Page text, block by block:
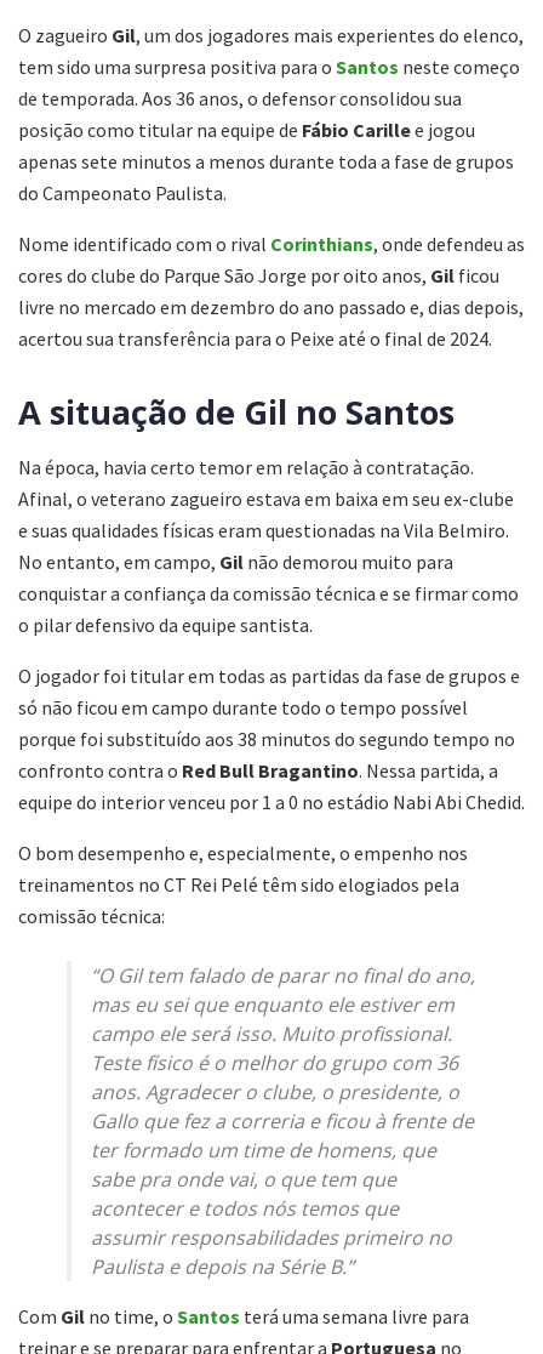
O zagueiro Gil, um dos jogadores mais experientes do elenco,
tem sido uma surpresa positiva para o Santos neste começo
de temporada. Aos 36 anos, o defensor consolidou sua
posição como titular na equipe de Fábio Carillee jogou
apenas sete minutos a menos durante toda a fase de grupos
do Campeonato Paulista.
Nome identificado com o rival Corinthians, onde defendeu as
cores do clube do Parque São Jorge por oito anos, Gil ficou
livre no mercado em dezembro do ano passado e, dias depois,
acertou sua transferência para o Peixe até o final de 2024.
A situação de Gil no Santos
Na época, havia certo temor em relação à contratação.
Afinal, o veterano zagueiro estava em baixa em seu ex-clube
e suas qualidades físicas eram questionadas na Vila Belmiro.
No entanto, em campo, Gil não demorou muito para
conquistar a confiança da comissão técnica e se firmar como
o pilar defensivo da equipe santista.
O jogador foi titular em todas as partidas da fase de grupos e
só não ficou em campo durante todo o tempo possível
porque foi substituído aos 38 minutos do segundo tempo no
confronto contra o Red Bull Bragantino. Nessa partida, a
equipe do interior venceu por 1 a 0 no estádio Nabi Abi Chedid.
O bom desempenho e, especialmente, o empenho nos
treinamentos no CT Rei Pelé têm sido elogiados pela
comissão técnica:
“O Gil tem falado de parar no final do ano,
mas eu sei que enquanto ele estiver em
campo ele será isso. Muito profissional.
Teste físico é o melhor do grupo com 36
anos. Agradecer o clube, o presidente, o
Gallo que fez a correria e ficou à frente de
ter formado um time de homens, que
sabe pra onde vai, o que tem que
acontecer e todos nós temos que
assumir responsabilidades primeiro no
Paulista e depois na Série B.”
Com Gil no time, o Santos terá uma semana livre para
treinar e se preparar para enfrentar a Portuguesa no